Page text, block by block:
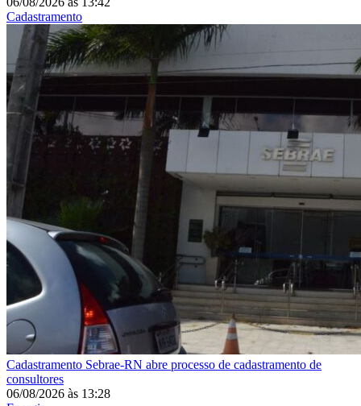
Cadastramento
Cadastramento Sebrae-RN abre processo de cadastramento de
consultores
06/08/2026 às 13:28